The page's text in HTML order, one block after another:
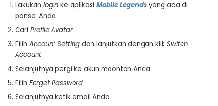
Lakukan login ke aplikasi Mobile Legends yang ada di
ponsel Anda
Cari Profile Avatar
Pilih Account Setting dan lanjutkan dengan klik Switch
Account
Selanjutnya pergi ke akun moonton Anda
Pilih Forget Password
Selanjutnya ketik email Anda